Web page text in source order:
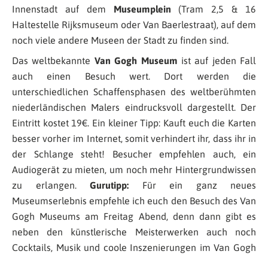
Innenstadt auf dem Museumplein (Tram 2,5 & 16
Haltestelle Rijksmuseum oder Van Baerlestraat), auf dem
noch viele andere Museen der Stadt zu finden sind.
Das weltbekannte Van Gogh Museum ist auf jeden Fall
auch einen Besuch wert. Dort werden die
unterschiedlichen Schaffensphasen des weltberühmten
niederländischen Malers eindrucksvoll dargestellt. Der
Eintritt kostet 19€. Ein kleiner Tipp: Kauft euch die Karten
besser vorher im Internet, somit verhindert ihr, dass ihr in
der Schlange steht! Besucher empfehlen auch, ein
Audiogerät zu mieten, um noch mehr Hintergrundwissen
zu erlangen. Gurutipp: Für ein ganz neues
Museumserlebnis empfehle ich euch den Besuch des Van
Gogh Museums am Freitag Abend, denn dann gibt es
neben den künstlerische Meisterwerken auch noch
Cocktails, Musik und coole Inszenierungen im Van Gogh